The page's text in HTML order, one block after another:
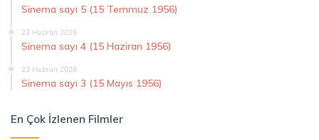
Sinema sayı 5 (15 Temmuz 1956)
23 Haziran 2026
Sinema sayı 4 (15 Haziran 1956)
23 Haziran 2026
Sinema sayı 3 (15 Mayıs 1956)
En Çok İzlenen Filmler